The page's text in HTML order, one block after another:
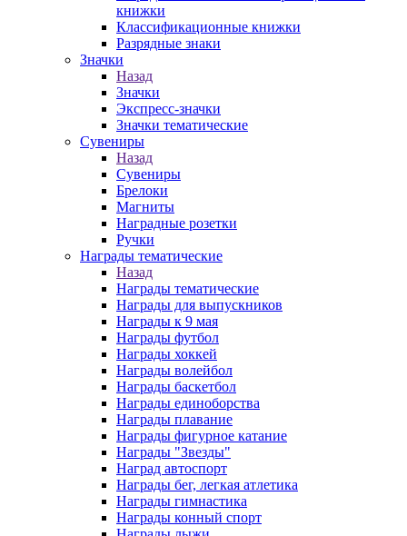
книжки
Классификационные книжки
Разрядные знаки
Значки
Назад
Значки
Экспресс-значки
Значки тематические
Сувениры
Назад
Сувениры
Брелоки
Магниты
Наградные розетки
Ручки
Награды тематические
Назад
Награды тематические
Награды для выпускников
Награды к 9 мая
Награды футбол
Награды хоккей
Награды волейбол
Награды баскетбол
Награды единоборства
Награды плавание
Награды фигурное катание
Награды "Звезды"
Наград автоспорт
Награды бег, легкая атлетика
Награды гимнастика
Награды конный спорт